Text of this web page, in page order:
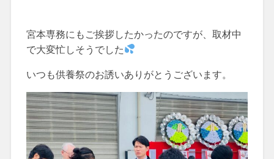
宮本専務にもご挨拶したかったのですが、取材中
で大変忙しそうでした
いつも供養祭のお誘いありがとうございます。